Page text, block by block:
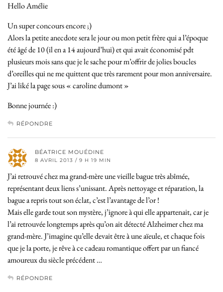
Hello Amélie
Un super concours encore ;)
Alors la petite anecdote sera le jour ou mon petit frère qui a l’époque
été âgé de 10 (il en a 14 aujourd’hui) et qui avait économisé pdt
plusieurs mois sans que je le sache pour m’offrir de jolies boucles
d’oreilles qui ne me quittent que très rarement pour mon anniversaire.
J’ai liké la page sous « caroline dumont »
Bonne journée :)
RÉPONDRE
BÉATRICE MOUÉDINE
8 AVRIL 2013 / 9 H 19 MIN
J’ai retrouvé chez ma grand-mère une vieille bague très abîmée,
représentant deux liens s’unissant. Après nettoyage et réparation, la
bague a repris tout son éclat, c’est l’avantage de l’or !
Mais elle garde tout son mystère, j’ignore à qui elle appartenait, car je
l’ai retrouvée longtemps après qu’on ait détecté Alzheimer chez ma
grand-mère. J’imagine qu’elle devait être à une aïeule, et chaque fois
que je la porte, je rêve à ce cadeau romantique offert par un fiancé
amoureux du siècle précédent …
RÉPONDRE